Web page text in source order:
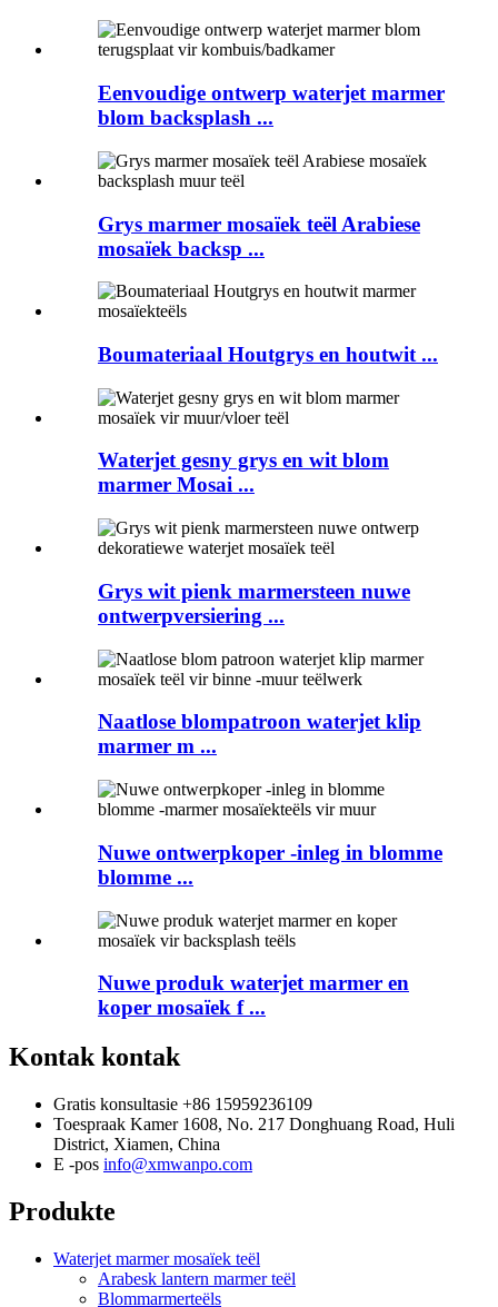
Eenvoudige ontwerp waterjet marmer
blom backsplash ...
Grys ​​marmer mosaïek teël Arabiese
mosaïek backsp ...
Boumateriaal Houtgrys en houtwit ...
Waterjet gesny grys en wit blom
marmer Mosai ...
Grys ​​wit pienk marmersteen nuwe
ontwerpversiering ...
Naatlose blompatroon waterjet klip
marmer m ...
Nuwe ontwerpkoper -inleg in blomme
blomme ...
Nuwe produk waterjet marmer en
koper mosaïek f ...
Kontak kontak
Gratis konsultasie +86 15959236109
Toespraak Kamer 1608, No. 217 Donghuang Road, Huli
District, Xiamen, China
E -pos info@xmwanpo.com
Produkte
Waterjet marmer mosaïek teël
Arabesk lantern marmer teël
Blommarmerteëls